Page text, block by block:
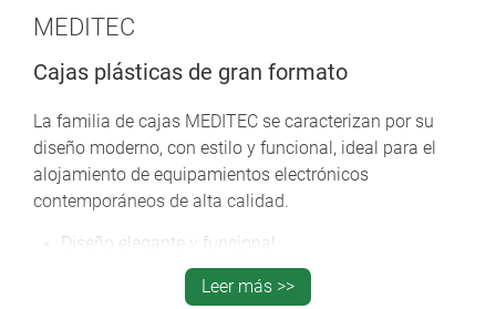
MEDITEC
Cajas plásticas de gran formato
La familia de cajas MEDITEC se caracterizan por su
diseño moderno, con estilo y funcional, ideal para el
alojamiento de equipamientos electrónicos
contemporáneos de alta calidad.
Diseño elegante y funcional.
Uso versátil para aplicaciones móviles, de pared y
Leer más >>